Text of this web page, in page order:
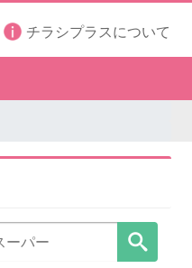
チラシプラスについて